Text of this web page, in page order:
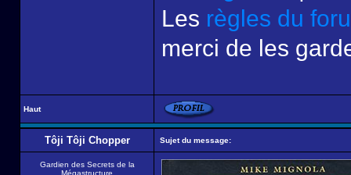
Les règles du
merci de les
Haut
Tôji Tôji Chopper Sujet du message:
Gardien des Secrets de la
Mégastructure